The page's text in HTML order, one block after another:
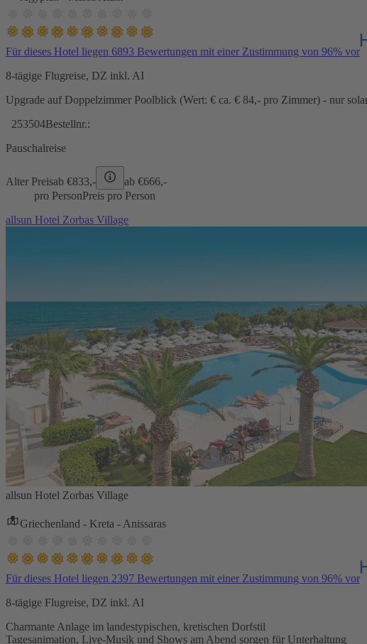
Für dieses Hotel liegen 6893 Bewertungen mit einer Zustimmung von 96% vor
8-tägige Flugreise, DZ inkl. AI
Upgrade auf Doppelzimmer Poolblick (Wert: € ca. € 84,- pro Zimmer) - nur
253504Bestellnr.:
Pauschalreise
Alter Preisab €833,- ab €666,-
pro PersonPreis pro Person
allsun Hotel Zorbas Village
allsun Hotel Zorbas Village
Griechenland - Kreta - Anissaras
Für dieses Hotel liegen 2397 Bewertungen mit einer Zustimmung von 96% vor
8-tägige Flugreise, DZ inkl. AI
Charmante Anlage im landestypischen, kretischen Dorfstil
Tagesanimation, Live-Musik und Shows am Abend sorgen für Unterhaltung